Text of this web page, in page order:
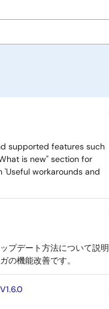
supported features such
is new" section for
workarounds and
プデート方法について説明
の機能改善です。